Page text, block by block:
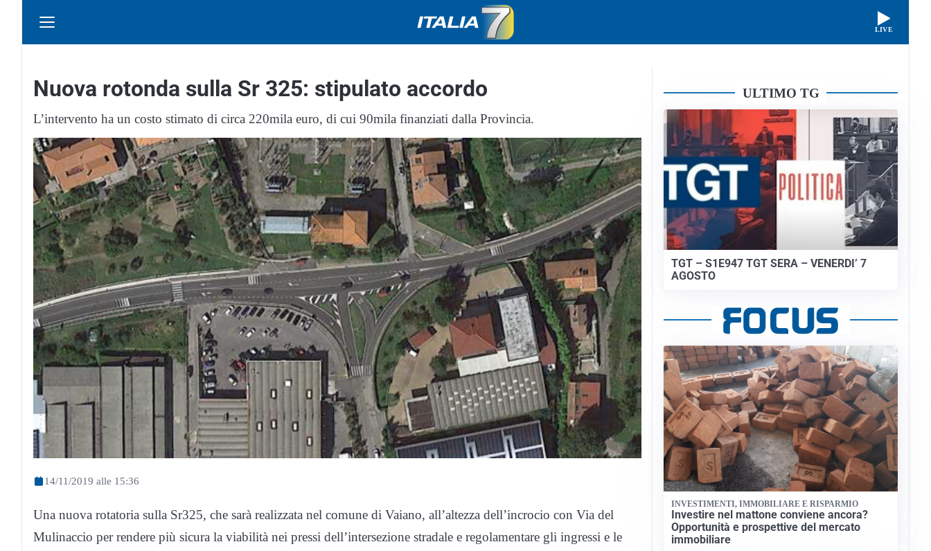
LIVE
Nuova rotonda sulla Sr 325: stipulato accordo
L’intervento ha un costo stimato di circa 220mila euro, di cui 90mila finanziati dalla Provincia.
14/11/2019 alle 15:36
Una nuova rotatoria sulla Sr325, che sarà realizzata nel comune di Vaiano, all’altezza dell’incrocio con Via del
Mulinaccio per rendere più sicura la viabilità nei pressi dell’intersezione stradale e regolamentare gli ingressi e le
ULTIMO TG
TGT – S1E947 TGT SERA – VENERDI’ 7
AGOSTO
INVESTIMENTI, IMMOBILIARE E RISPARMIO
Investire nel mattone conviene ancora?
Opportunità e prospettive del mercato
immobiliare